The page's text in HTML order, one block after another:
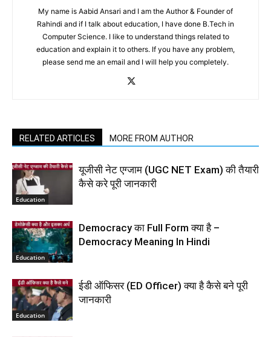
My name is Aabid Ansari and I am the Author & Founder of
Rahindi and if I talk about education, I have done B.Tech in
Computer Science. I like to understand things related to
education and explain it to others. If you have any problem,
please send me an email and I will help you completely.
RELATED ARTICLES MORE FROM AUTHOR
Education
यूजीसी नेट एग्जाम (UGC NET Exam) की तैयारी
कैसे करे पूरी जानकारी
Education
Democracy का Full Form क्या है –
Democracy Meaning In Hindi
Education
ईडी ऑफिसर (ED Officer) क्या है कैसे बने पूरी
जानकारी